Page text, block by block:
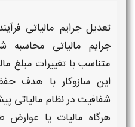
تعدیل جرایم مالیاتی ف
جرایم مالیاتی محاسبه‌
متناسببا تغییرات مبلغ
این سازوکار با هدف
شفافیت در نظام مالیاتی
هرگاه مالیاتیا عوارض